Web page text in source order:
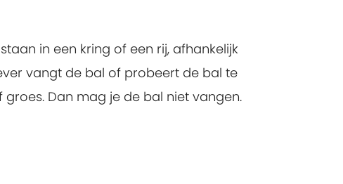
in een kring of een rij, afhankelijk
vangt de bal of probeert de bal te
Dan mag je de bal niet vangen.